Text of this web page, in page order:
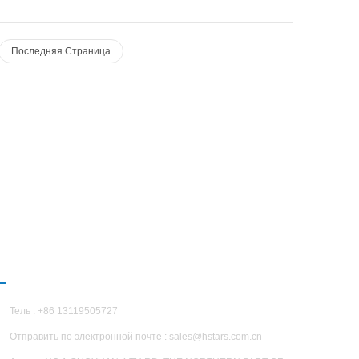
мы с
Последняя Страница
Тель : +86 13119505727
Отправить по электронной почте : sales@hstars.com.cn